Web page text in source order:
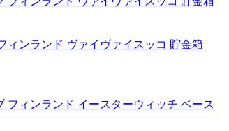
ィンランド ヴァイヴァイスッコ 貯金箱